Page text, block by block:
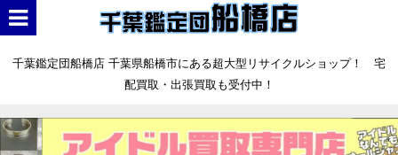
千葉鑑定団船橋店 千葉県船橋市にある超大型リサイクルショップ！ 宅
配買取・出張買取も受付中！